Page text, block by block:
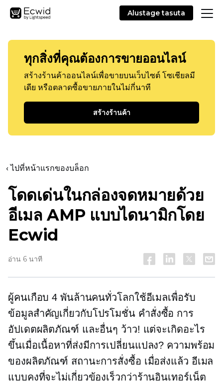
Alustage tasuta
ทุกสิ่งที่คุณต้องการขายออนไลน์
สร้างร้านค้าออนไลน์เพื่อขายบนเว็บไซต์ โซเชียลมี
เดีย หรือตลาดซื้อขายภายในไม่กี่นาที
สร้างร้านค้า
‹ ไปที่หน้าแรกของบล็อก
โดดเด่นในกล่องจดหมายด้วย
อีเมล AMP แบบไดนามิกโดย
Ecwid
อ่าน 6 นาที
ผู้คนเกือบ 4 พันล้านคนทั่วโลกใช้อีเมลเพื่อรับ
ข้อมูลสำคัญเกี่ยวกับโปรโมชั่น คำสั่งซื้อ การ
อัปเดตผลิตภัณฑ์ และอื่นๆ ว้าว! แต่จะเกิดอะไร
ขึ้นเมื่อเนื้อหาที่ส่งมีการเปลี่ยนแปลง? ความพร้อม
ของผลิตภัณฑ์ สถานะการสั่งซื้อ เมื่อส่งแล้ว อีเมล
แบบคงที่จะไม่เกี่ยวข้องเร็วกว่าร้านอินเทอร์เน็ต